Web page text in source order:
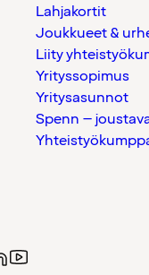
Lahjakortit
Joukkueet &
Liity
Yrityssopimus
Yritysasunnot
Spenn –